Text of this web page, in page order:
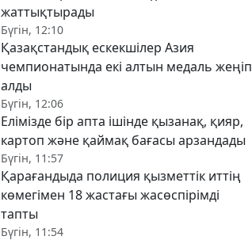
жаттықтырады
Бүгін, 12:10
Қазақстандық ескекшілер Азия
чемпионатында екі алтын медаль жеңіп
алды
Бүгін, 12:06
Елімізде бір апта ішінде қызанақ, қияр,
картоп және қаймақ бағасы арзандады
Бүгін, 11:57
Қарағандыда полиция қызметтік иттің
көмегімен 18 жастағы жасөспірімді
тапты
Бүгін, 11:54